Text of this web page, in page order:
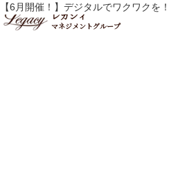
レガシィ
マネジメントグループ
月:2026年5月
【6月開催！】デジタルでワクワクを